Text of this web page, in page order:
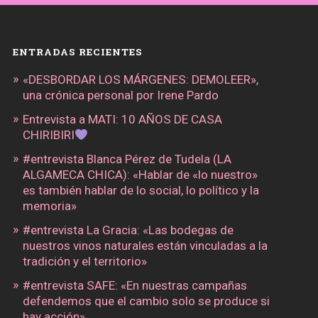
ENTRADAS RECIENTES
«DESBORDAR LOS MÁRGENES: DEMOLEER»,
una crónica personal por Irene Pardo
Entrevista a MATI: 10 AÑOS DE CASA
CHIRIBIRI
#entrevista Blanca Pérez de Tudela (LA
ALGAMECA CHICA): «Hablar de «lo nuestro»
es también hablar de lo social, lo político y la
memoria»
#entrevista La Gracia: «Las bodegas de
nuestros vinos naturales están vinculadas a la
tradición y el territorio»
#entrevista SAFE: «En nuestras campañas
defendemos que el cambio solo se produce si